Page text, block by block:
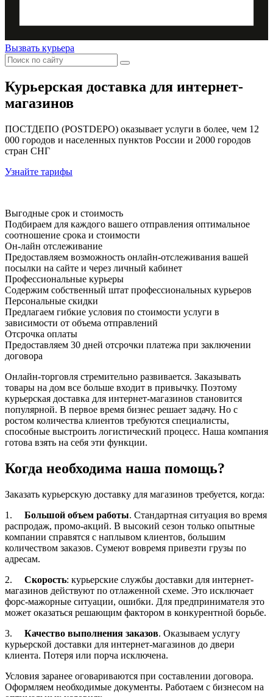
Вызвать курьера
Курьерская доставка для интернет-
магазинов
ПОСТДЕПО (POSTDEPO) оказывает услуги в более, чем 12
000 городов и населенных пунктов России и 2000 городов
стран СНГ
Узнайте тарифы
Выгодные срок и стоимость
Подбираем для каждого вашего отправления оптимальное
соотношение срока и стоимости
Он-лайн отслеживание
Предоставляем возможность онлайн-отслеживания вашей
посылки на сайте и через личный кабинет
Профессиональные курьеры
Содержим собственный штат профессиональных курьеров
Персональные скидки
Предлагаем гибкие условия по стоимости услуги в
зависимости от объема отправлений
Отсрочка оплаты
Предоставляем 30 дней отсрочки платежа при заключении
договора
Онлайн-торговля стремительно развивается. Заказывать
товары на дом все больше входит в привычку. Поэтому
курьерская доставка для интернет-магазинов становится
популярной. В первое время бизнес решает задачу. Но с
ростом количества клиентов требуются специалисты,
способные выстроить логистический процесс. Наша компания
готова взять на себя эти функции.
Когда необходима наша помощь?
Заказать курьерскую доставку для магазинов требуется, когда:
1. Большой объем работы. Стандартная ситуация во время
распродаж, промо-акций. В высокий сезон только опытные
компании справятся с наплывом клиентов, большим
количеством заказов. Сумеют вовремя привезти грузы по
адресам.
2. Скорость: курьерские службы доставки для интернет-
магазинов действуют по отлаженной схеме. Это исключает
форс-мажорные ситуации, ошибки. Для предпринимателя это
может оказаться решающим фактором в конкурентной борьбе.
3. Качество выполнения заказов. Оказываем услугу
курьерской доставки для интернет-магазинов до двери
клиента. Потеря или порча исключена.
Условия заранее оговариваются при составлении договора.
Оформляем необходимые документы. Работаем с бизнесом на